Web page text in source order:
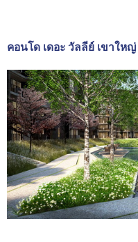
คอนโด เดอะ วัลลีย์ เขาใหญ่